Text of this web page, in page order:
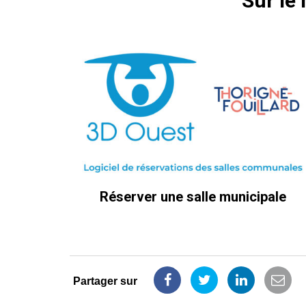
Réserver une salle municipale
Partager sur
PartagerPartagerPartager